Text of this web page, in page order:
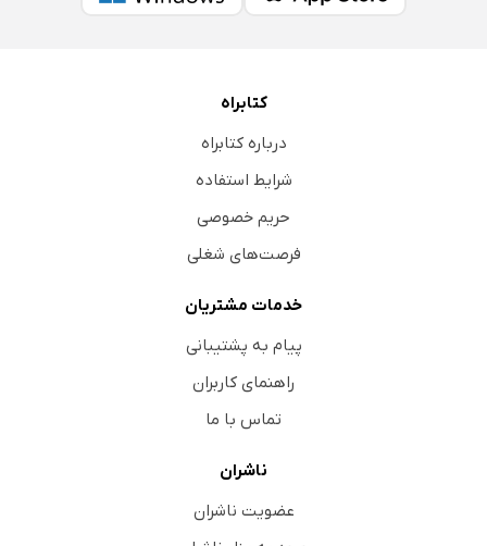
کتابراه
درباره کتابراه
شرایط استفاده
حریم خصوصی
فرصت‌های شغلی
خدمات مشتریان
پیام به پشتیبانی
راهنمای کاربران
تماس با ما
ناشران
عضویت ناشران